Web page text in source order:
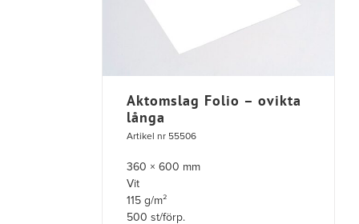
Aktomslag Folio – ovikta
långa
Artikel nr 55506
360 × 600 mm
Vit
115 g/m²
500 st/förp.